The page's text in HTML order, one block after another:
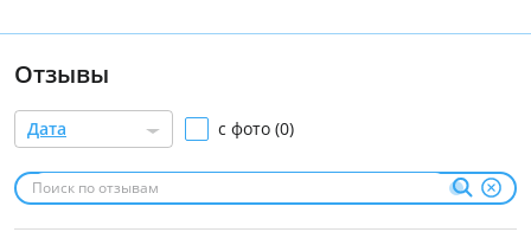
Отзывы
Дата с фото (0)